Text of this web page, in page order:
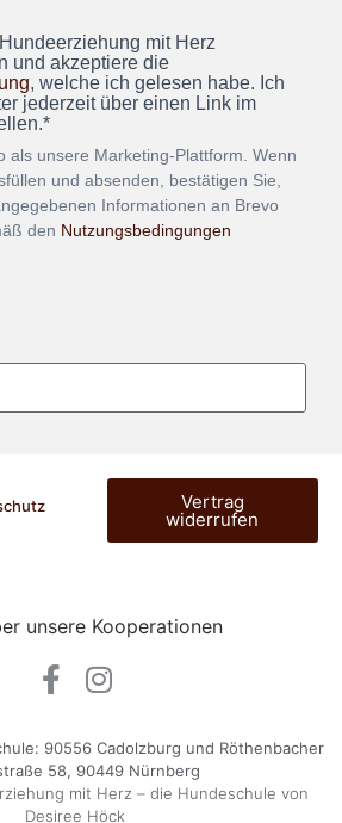
mit Herz
und akzeptiere die
, welche ich gelesen habe. Ich
jederzeit über einen Link im
als unsere Marketing-Plattform. Wenn
und absenden, bestätigen Sie,
Informationen an Brevo
den Nutzungsbedingungen
Vertrag
widerrufen
unsere Kooperationen
90556 Cadolzburg und Röthenbacher
58, 90449 Nürnberg
mit Herz – die Hundeschule von
Desiree Höck